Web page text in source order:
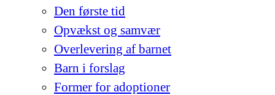
Den første tid
Opvækst og samvær
Overlevering af barnet
Barn i forslag
Former for adoptioner